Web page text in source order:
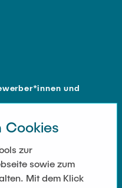
und
Cookies
zur
sowie zum
Mit dem Klick